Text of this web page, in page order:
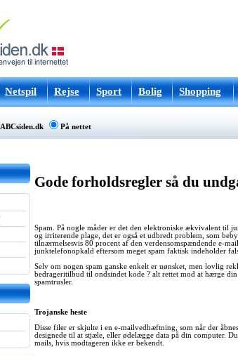
Netspil Rejse Sport Bolig Shopping
ABCsiden.dk På nettet
Gode forholdsregler så du
Spam. På nogle måder er det den elektroniske ækvivalent til
og irriterende plage, det er også et udbredt problem, som
tilnærmelsesvis 80 procent af den verdensomspændende e-
junktelefonopkald eftersom meget spam faktisk indeholder
Selv om nogen spam ganske enkelt er uønsket, men lovlig
bedrageritilbud til ondsindet kode ? alt rettet mod at hærge
spamtrusler.
Trojanske heste
Disse filer er skjulte i en e-mailvedhæftning, som når der
designede til at stjæle, eller ødelægge data på din computer.
mails, hvis modtageren ikke er bekendt.